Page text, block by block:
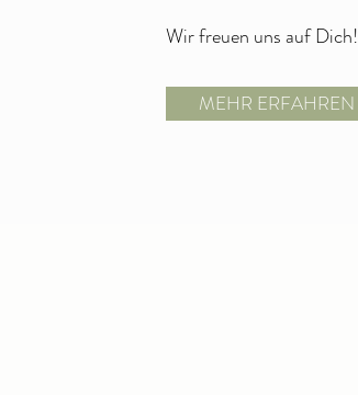
Wir freuen uns auf Dich!
MEHR ERFAHREN